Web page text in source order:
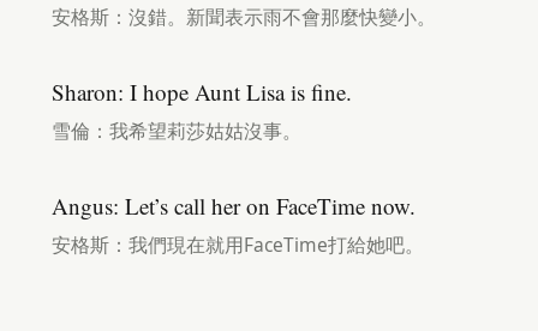
安格斯：沒錯。新聞表示雨不會那麼快變小。
Sharon: I hope Aunt Lisa is fine.
雪倫：我希望莉莎姑姑沒事。
Angus: Let’s call her on FaceTime now.
安格斯：我們現在就用FaceTime打給她吧。